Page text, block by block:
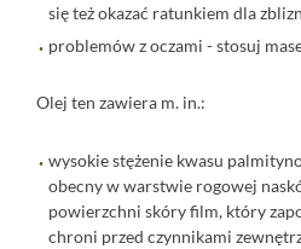
się też okazać ratunkiem dla
problemów z oczami - stosuj
Olej ten zawiera m. in.:
wysokie stężenie kwasu
obecny w warstwie rogowej
powierzchni skóry film, który
chroni przed czynnikami